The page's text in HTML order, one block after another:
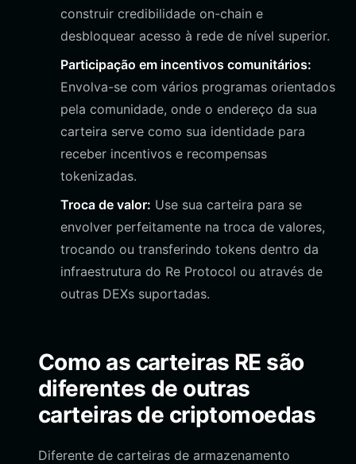
construir credibilidade on-chain e
desbloquear acesso à rede de nível superior.
Participação em incentivos comunitários:
Envolva-se com vários programas orientados
pela comunidade, onde o endereço da sua
carteira serve como sua identidade para
receber incentivos e recompensas
tokenizadas.
Troca de valor: Use sua carteira para se
envolver perfeitamente na troca de valores,
trocando ou transferindo tokens dentro da
infraestrutura do Re Protocol ou através de
outras DEXs suportadas.
Como as carteiras RE são
diferentes de outras
carteiras de criptomoedas
Diferente de carteiras de armazenamento